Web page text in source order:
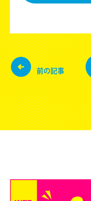
前の記事